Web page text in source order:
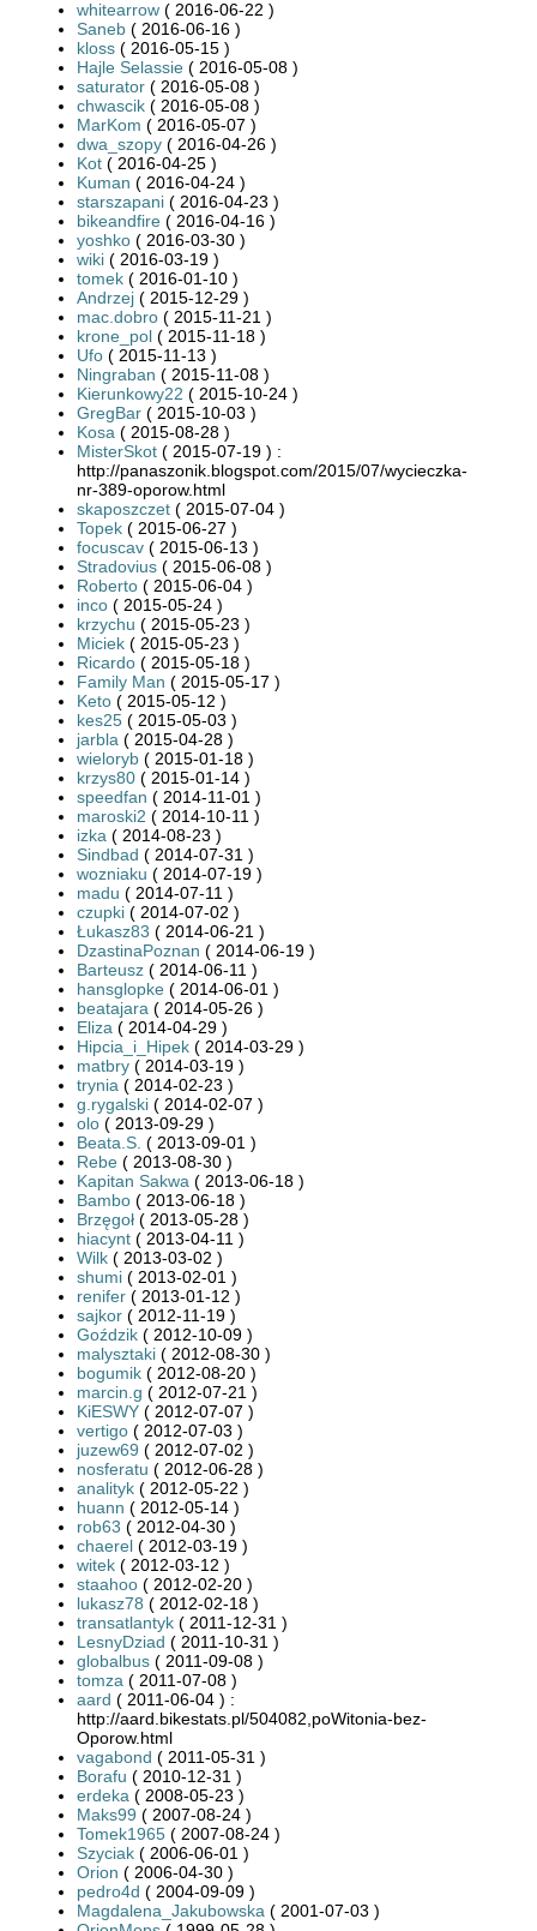
whitearrow ( 2016-06-22 )
Saneb ( 2016-06-16 )
kloss ( 2016-05-15 )
Hajle Selassie ( 2016-05-08 )
saturator ( 2016-05-08 )
chwascik ( 2016-05-08 )
MarKom ( 2016-05-07 )
dwa_szopy ( 2016-04-26 )
Kot ( 2016-04-25 )
Kuman ( 2016-04-24 )
starszapani ( 2016-04-23 )
bikeandfire ( 2016-04-16 )
yoshko ( 2016-03-30 )
wiki ( 2016-03-19 )
tomek ( 2016-01-10 )
Andrzej ( 2015-12-29 )
mac.dobro ( 2015-11-21 )
krone_pol ( 2015-11-18 )
Ufo ( 2015-11-13 )
Ningraban ( 2015-11-08 )
Kierunkowy22 ( 2015-10-24 )
GregBar ( 2015-10-03 )
Kosa ( 2015-08-28 )
MisterSkot ( 2015-07-19 ) :
http://panaszonik.blogspot.com/2015/07/wycieczka-
nr-389-oporow.html
skaposzczet ( 2015-07-04 )
Topek ( 2015-06-27 )
focuscav ( 2015-06-13 )
Stradovius ( 2015-06-08 )
Roberto ( 2015-06-04 )
inco ( 2015-05-24 )
krzychu ( 2015-05-23 )
Miciek ( 2015-05-23 )
Ricardo ( 2015-05-18 )
Family Man ( 2015-05-17 )
Keto ( 2015-05-12 )
kes25 ( 2015-05-03 )
jarbla ( 2015-04-28 )
wieloryb ( 2015-01-18 )
krzys80 ( 2015-01-14 )
speedfan ( 2014-11-01 )
maroski2 ( 2014-10-11 )
izka ( 2014-08-23 )
Sindbad ( 2014-07-31 )
wozniaku ( 2014-07-19 )
madu ( 2014-07-11 )
czupki ( 2014-07-02 )
Łukasz83 ( 2014-06-21 )
DzastinaPoznan ( 2014-06-19 )
Barteusz ( 2014-06-11 )
hansglopke ( 2014-06-01 )
beatajara ( 2014-05-26 )
Eliza ( 2014-04-29 )
Hipcia_i_Hipek ( 2014-03-29 )
matbry ( 2014-03-19 )
trynia ( 2014-02-23 )
g.rygalski ( 2014-02-07 )
olo ( 2013-09-29 )
Beata.S. ( 2013-09-01 )
Rebe ( 2013-08-30 )
Kapitan Sakwa ( 2013-06-18 )
Bambo ( 2013-06-18 )
Brzęgoł ( 2013-05-28 )
hiacynt ( 2013-04-11 )
Wilk ( 2013-03-02 )
shumi ( 2013-02-01 )
renifer ( 2013-01-12 )
sajkor ( 2012-11-19 )
Goździk ( 2012-10-09 )
malysztaki ( 2012-08-30 )
bogumik ( 2012-08-20 )
marcin.g ( 2012-07-21 )
KiESWY ( 2012-07-07 )
vertigo ( 2012-07-03 )
juzew69 ( 2012-07-02 )
nosferatu ( 2012-06-28 )
analityk ( 2012-05-22 )
huann ( 2012-05-14 )
rob63 ( 2012-04-30 )
chaerel ( 2012-03-19 )
witek ( 2012-03-12 )
staahoo ( 2012-02-20 )
lukasz78 ( 2012-02-18 )
transatlantyk ( 2011-12-31 )
LesnyDziad ( 2011-10-31 )
globalbus ( 2011-09-08 )
tomza ( 2011-07-08 )
aard ( 2011-06-04 ) :
http://aard.bikestats.pl/504082,poWitonia-bez-
Oporow.html
vagabond ( 2011-05-31 )
Borafu ( 2010-12-31 )
erdeka ( 2008-05-23 )
Maks99 ( 2007-08-24 )
Tomek1965 ( 2007-08-24 )
Szyciak ( 2006-06-01 )
Orion ( 2006-04-30 )
pedro4d ( 2004-09-09 )
Magdalena_Jakubowska ( 2001-07-03 )